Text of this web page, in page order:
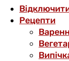
Рецепти